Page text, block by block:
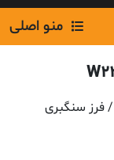
منو اصلی
/ فرز سنگبری